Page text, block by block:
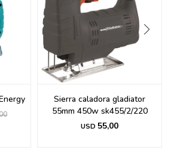
Sierra caladora gladiator
55mm 450w sk455/2/220
USD 55,00